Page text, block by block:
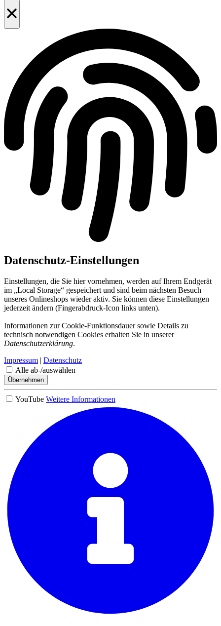
Datenschutz-Einstellungen
Einstellungen, die Sie hier vornehmen, werden auf Ihrem Endgerät
im „Local Storage“ gespeichert und sind beim nächsten Besuch
unseres Onlineshops wieder aktiv. Sie können diese Einstellungen
jederzeit ändern (Fingerabdruck-Icon links unten).
Informationen zur Cookie-Funktionsdauer sowie Details zu
technisch notwendigen Cookies erhalten Sie in unserer
Datenschutzerklärung.
Impressum | Datenschutz
Alle ab-/auswählen
Übernehmen
YouTube Weitere Informationen